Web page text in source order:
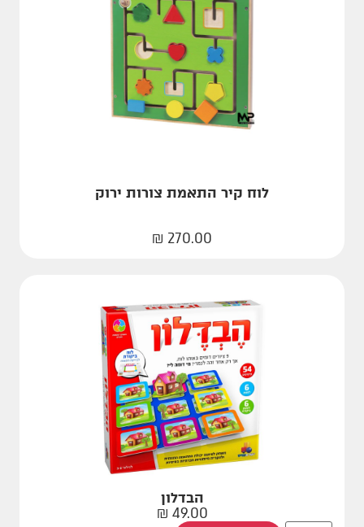
לוח קיר התאמת צורות ירוק
270.00
₪
הבדלון
49.00
₪